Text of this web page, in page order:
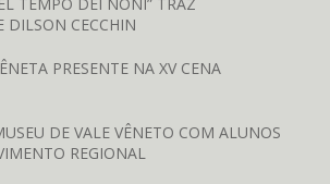
DILSON CECCHIN
PRESENTE NA XV CENA
DE VALE VÊNETO COM ALUNOS
REGIONAL